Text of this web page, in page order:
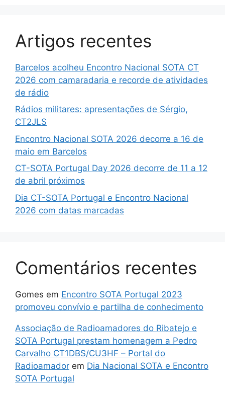
Artigos recentes
Barcelos acolheu Encontro Nacional SOTA CT
2026 com camaradaria e recorde de atividades
de rádio
Rádios militares: apresentações de Sérgio,
CT2JLS
Encontro Nacional SOTA 2026 decorre a 16 de
maio em Barcelos
CT-SOTA Portugal Day 2026 decorre de 11 a 12
de abril próximos
Dia CT-SOTA Portugal e Encontro Nacional
2026 com datas marcadas
Comentários recentes
Gomes em Encontro SOTA Portugal 2023
promoveu convívio e partilha de conhecimento
Associação de Radioamadores do Ribatejo e
SOTA Portugal prestam homenagem a Pedro
Carvalho CT1DBS/CU3HF – Portal do
Radioamador em Dia Nacional SOTA e Encontro
SOTA Portugal